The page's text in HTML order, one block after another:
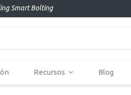
Smart Bolting
Recursos Blog